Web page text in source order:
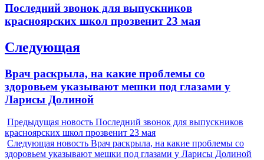
записям
Previous
Последний звонок для выпускников
красноярских школ прозвенит 23 мая
Следующая
Next
post:
Врач раскрыла, на какие проблемы со
здоровьем указывают мешки под глазами у
Ларисы Долиной
Предыдущая новость Последний звонок для выпускников
красноярских школ прозвенит 23 мая
Следующая новость Врач раскрыла, на какие проблемы со
здоровьем указывают мешки под глазами у Ларисы Долиной